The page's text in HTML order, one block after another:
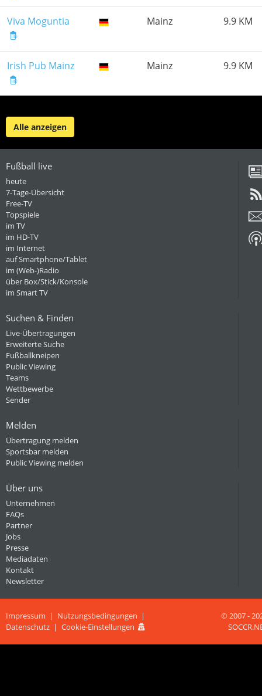
Viva Moguntia Mainz 9.9 KM
Irish Pub Mainz Mainz 9.9 KM
Alle anzeigen
Fußball live
heute
7-Tage-Übersicht
Free-TV
Topspiele
im TV
im HD-TV
im Internet
auf Smartphone/Tablet
im (Web-)Radio
über Box/Stick/Konsole
im Smart TV
Suchen & Finden
Live-Übertragungen
Erweiterte Suche
Fußballkneipen
Public Viewing
Teams
Wettbewerbe
Sender
Melden
Übertragung melden
Sportsbar melden
Public Viewing melden
Über uns
Unternehmen
FAQs
Partner
Jobs
Presse
Mediadaten
Kontakt
Newsletter
Impressum
Nutzungsbedingungen
Datenschutz
Cookie-Einstellungen
© 2007 -